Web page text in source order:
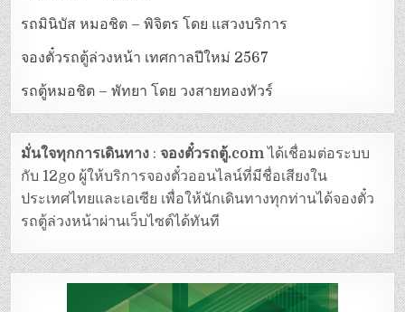
รถมินิบัส หมอชิต – พิจิตร โดย แสวงบริการ
จองตั๋วรถตู้ล่วงหน้า เทศกาลปีใหม่ 2567
รถตู้หมอชิต – พัทยา โดย วงสายทองทัวร์
มั่นใจทุกการเดินทาง :จองตั๋วรถตู้.comได้เชื่อมต่อระบบ
กับ 12go ผู้ให้บริการจองตั๋วออนไลน์ที่มีชื่อเสียงใน
ประเทศไทยและเอเซีย เพื่อให้นักเดินทางทุกท่านได้จองตั๋ว
รถตู้ล่วงหน้าผ่านเว็บไซต์ได้ทันที